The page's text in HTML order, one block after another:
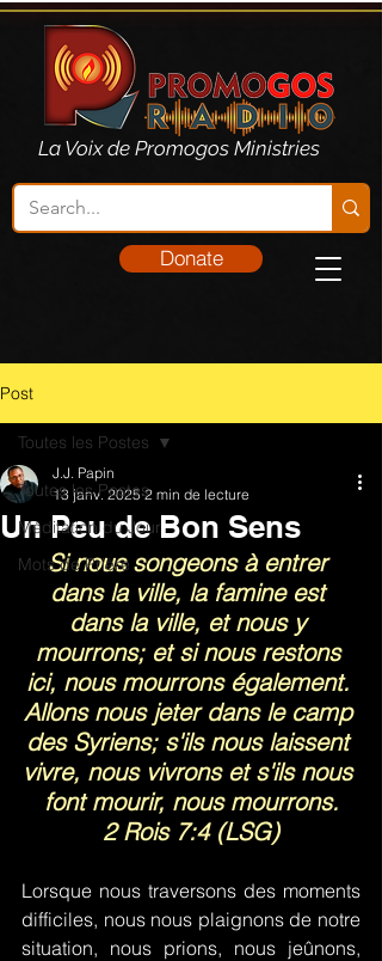
La Voix de Promogos Ministries
Donate
Post
Toutes les Postes
Méditation du Jour
Mots de Prière
Toutes les Postes
Un Peu de Bon Sens
J.J. Papin
13 janv. 2025 2 min de lecture
Si nous songeons à entrer
dans la ville, la famine est
dans la ville, et nous y
mourrons; et si nous restons
ici, nous mourrons également.
Allons nous jeter dans le camp
des Syriens; s'ils nous laissent
vivre, nous vivrons et s'ils nous
font mourir, nous mourrons.
2 Rois 7:4 (LSG)
Lorsque nous traversons des moments
difficiles, nous nous plaignons de notre
situation, nous prions, nous jeûnons,